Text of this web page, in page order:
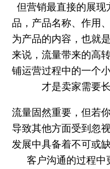
但营销最直接的展
品，产品名称、作用
为产品的内容，也就
来说，流量带来的高
铺运营过程中的一个
才是卖家需要
流量固然重要，但若
导致其他方面受到忽
发展中具备着不可或
客户沟通的过程中